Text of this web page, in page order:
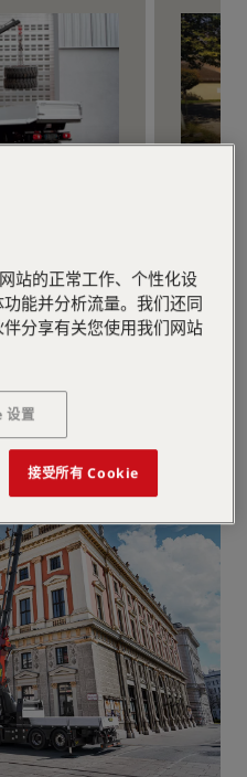
强大的动力
作业和需要
作业的理想
业、公
站的正常工作、个性化设
能并分析流量。我们还同
分享有关您使用我们网站
设置
接受所有 Cookie